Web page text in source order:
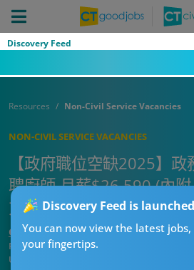
Discovery Feed
Discovery Feed is
You can now view the latest
your fingertips.
Resources Non-Civil Service Vacancies
NON-CIVIL SERVICE VACANCIES
【政府職位空缺2025】
聘廚師 月薪$26,590 (內
方法)
CT搵工偵探
Published:2025-11-19 12:00
Updated: